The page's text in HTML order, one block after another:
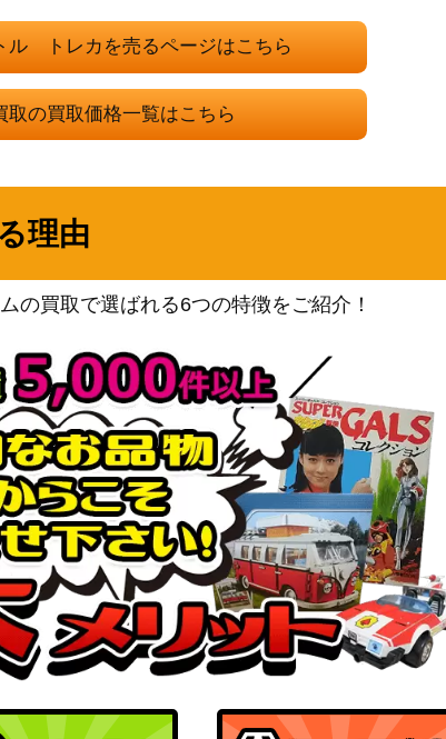
】
KONAMI
（HISTORY ARCHIVE
COLLECTION）
（遊戯王OCG）
ﾚｯﾄ）DANE
KONAMI
（SAVAGE STRIKE）
ブシロード
KONAMI
10,800
ブシロード
16,000
KONAMI
1,100
ブシロード 8,000
）【INOV-
コナミ
（インベイジョン・オブ・
ヴェノム）
1,700
】
KONAMI
6,500
KONAMI
30
ル トレカを売るページはこちら
取の買取価格一覧はこちら
理由
の買取で選ばれる6つの特徴をご紹介！